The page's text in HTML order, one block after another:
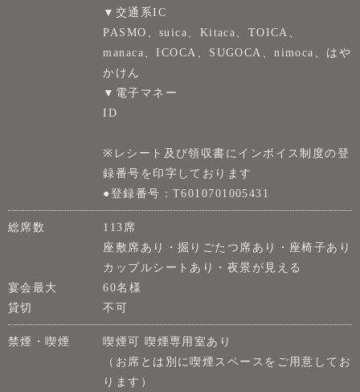
▼交通系IC
PASMO、suica、Kitaca、TOICA、
manaca、ICOCA、SUGOCA、nimoca、はや
かけん
▼電子マネー
ID
※レシート及び領収書にインボイス制度の登
録番号を印字しております
●登録番号：T6010701005431
総席数
113席
座敷席あり・掘りごたつ席あり・座椅子あり
カップルシートあり・夜景が見える
宴会最大
60名様
貸切
不可
禁煙・喫煙
喫煙可 喫煙専用室あり
（お席とは別に喫煙スペースをご用意してお
ります）